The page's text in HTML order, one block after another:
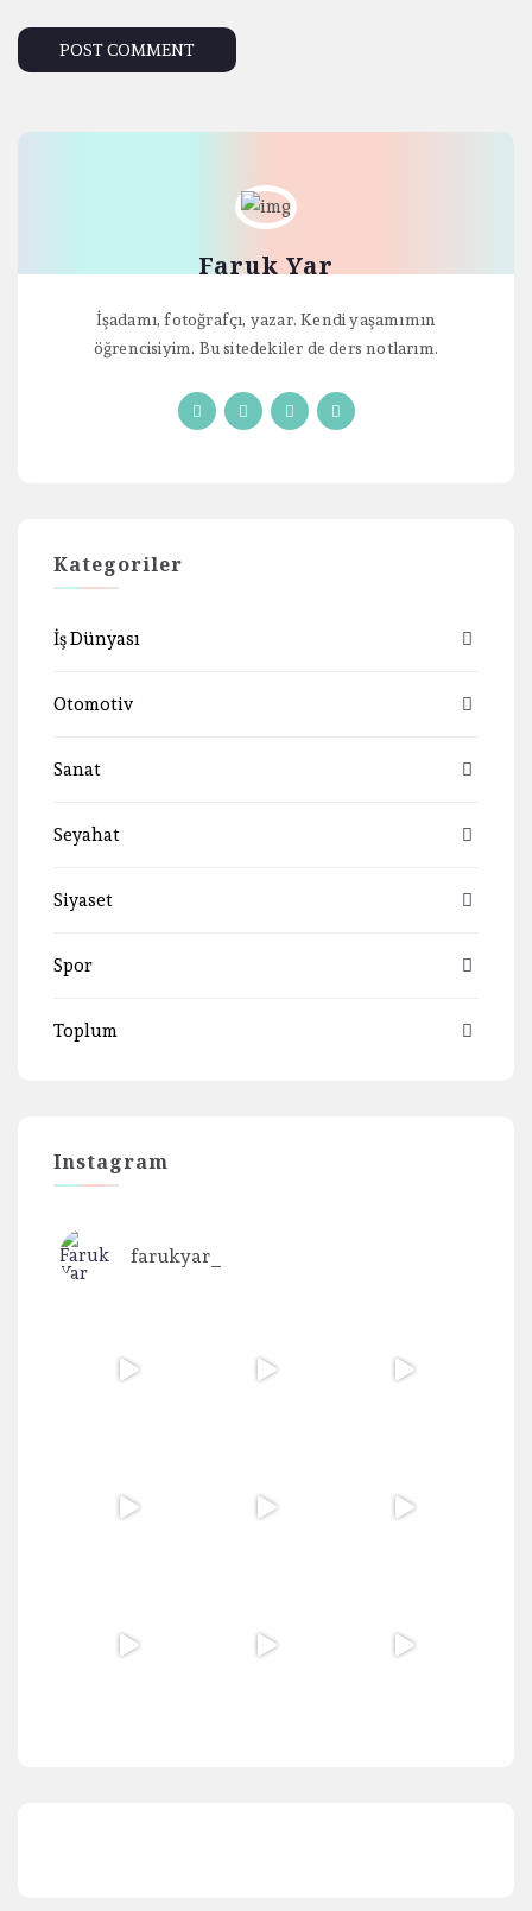
Faruk Yar
İşadamı, fotoğrafçı, yazar. Kendi yaşamımın
öğrencisiyim. Bu sitedekiler de ders notlarım.
Kategoriler
İş Dünyası
Otomotiv
Sanat
Seyahat
Siyaset
Spor
Toplum
Instagram
farukyar_